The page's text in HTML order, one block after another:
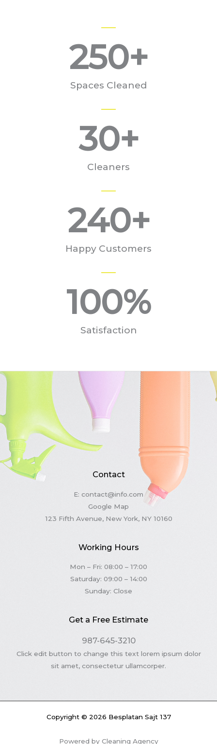
Spaces Cleaned
250+
Cleaners
30+
Happy Customers
240+
Satisfaction
100%
Contact
E: contact@info.com
Google Map
123 Fifth Avenue, New York, NY 10160
Working Hours
Mon – Fri: 08:00 – 17:00
Saturday: 09:00 – 14:00
Sunday: Close
Get a Free Estimate
987-645-3210
Click edit button to change this text lorem ipsum dolor
sit amet, consectetur ullamcorper.
Copyright © 2026 Besplatan Sajt 137
Powered by Cleaning Agency